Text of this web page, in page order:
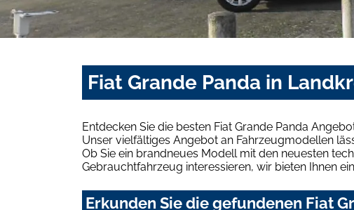
Fiat Grande Panda in
Entdecken Sie die besten Fiat Grande Panda
Unser vielfältiges Angebot an Fahrzeugmodellen
Ob Sie ein brandneues Modell mit den neuesten
Gebrauchtfahrzeug interessieren, wir bieten Ihnen
Erkunden Sie die gefundenen Fiat